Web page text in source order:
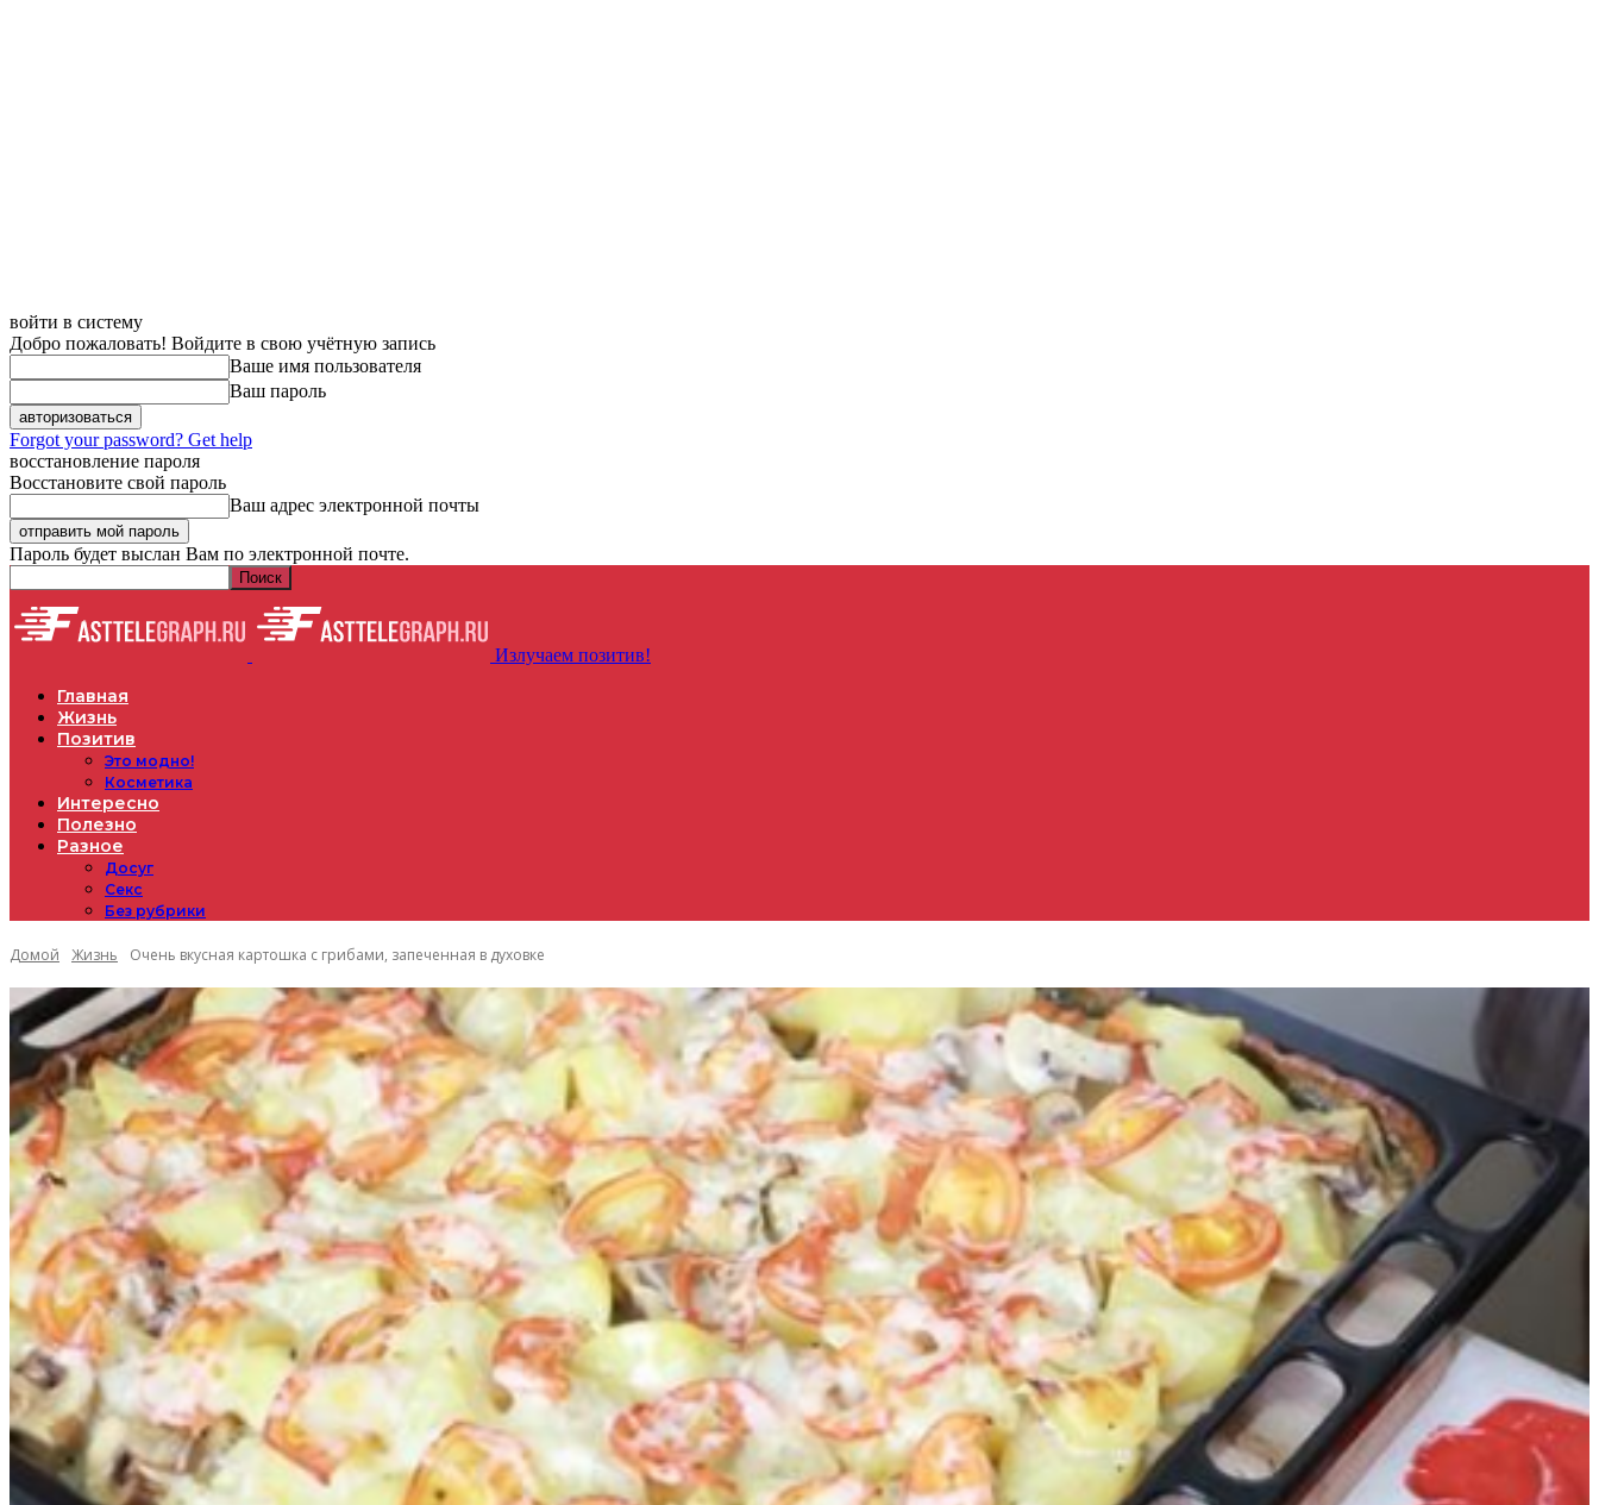
войти в систему
Добро пожаловать! Войдите в свою учётную запись
Ваше имя пользователя
Ваш пароль
Forgot your password? Get help
восстановление пароля
Восстановите свой пароль
Ваш адрес электронной почты
Пароль будет выслан Вам по электронной почте.
Излучаем позитив!
Главная
Жизнь
Позитив
Это модно!
Косметика
Интересно
Полезно
Разное
Досуг
Секс
Без рубрики
Домой Жизнь Очень вкусная картошка с грибами, запеченная в духовке